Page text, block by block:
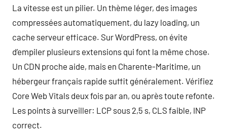
La vitesse est un pilier. Un thème léger, des images
compressées automatiquement, du lazy loading, un
cache serveur efficace. Sur WordPress, on évite
d’empiler plusieurs extensions qui font la même chose.
Un CDN proche aide, mais en Charente-Maritime, un
hébergeur français rapide suffit généralement. Vérifiez
Core Web Vitals deux fois par an, ou après toute refonte.
Les points à surveiller: LCP sous 2,5 s, CLS faible, INP
correct.